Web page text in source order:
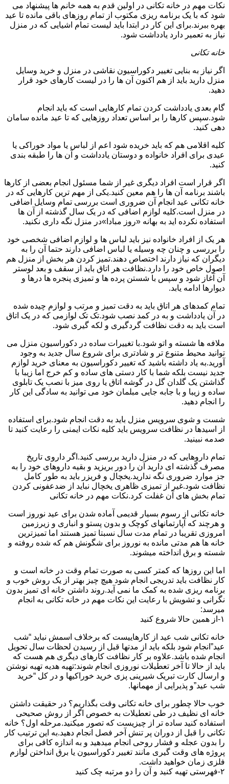
نکات مهم در خانه تکانی در اولین قدم به همه خانم ها پیشنهاد می
شود که با یک برنامه ریزی مکتوب از تمام روزهای باقی مانده تا عید
بهره ببرند.برای این کار در ابتدا باید لیست تمام اشیایی که در منزل
نیاز به تعمیر دارد یادداشت شود.
خانه تکانی
اگر نیاز به بنایی تغییر دکوراسیون نقاشی در منزل و خرید وسایل
منزل دارید باید از هم اکنون آن ها را در لیست کارهای خود قرار
دهید.
گام بعدی یادداشت کردن تمام کارهایی است که باید انجام
شود.سپس کارها را بر اساس تعداد روزهایی که تا عید مانده سامان
دهی کنید.
کلیه اقلامی هم که باید خریده شود اعم از لباس یا مواد خوراکی یا
عیدی برای افراد خانواده و دوستان یادداشت و آن ها را طبقه بندی
کنید.
اگر قرار است افراد دیگری غیر از شما مسئول انجام بعضی از کارها
باشند برنامه آن ها را هم معین کنید.یکی از مهم ترین کارهایی که در
خانه تکانی عید انجام آن ضروری است بررسی تمام وسایل اضافی
در منزل است.کلیه لوازم اضافی که در یک سال گذشته از آن ها
استفاده نکرده اید به بهانه «روز مبادا»در منزل نگه داری نکنید.
هر یک از افراد خانواده نیز باید لباس ها و لوازم اضافی شخصی خود
را بررسی و چنان چه وسیله یا لباس اضافی دارند حتما آن را به
دیگران که نیاز دارند اختصاص دهند.تمیز کردن هر بخش از منزل هم
اصول خاص خود را دارد.نظافت هر اتاق باید از سقف و بعد لوستر
آن آغاز شود و سپس با شستن پرده ها و تمیزی پنجره ها درها و
دیوارها ادامه یابد.
تمام کمدهای هر اتاق باید به دقت تمیز و مرتب و لوازم چیده شده
در آن یادداشت و به در کمد نصب شود.تک تک لوازمی که در یک اتاق
است باید به دقت نظافت گردگیری و لکه گیری شود.
ملافه ها شسته و اتو شود.با تغییرات ساده در دکوراسیون منزل می
توانید محیط متنوع تر و شادتری برای شروع سال جدید به وجود
آورید.به یاد داشته باشید که تغییر دکوراسیون به معنای خرید لوازم
جدید نیست بلکه شما با کار دستی های ساده و کم خرج اما زیبا با
گذاشتن یک گلدان گل در گوشه اتاق یا روی میز با نصب یک تابلوی
ساده و زیبا و با جابه جایی مبلمان خود می توانید به سادگی این کار
را انجام دهید.
شست و شوی سرویس منزل باید به دقت انجام شود.برای استفاده
از اسیدها در نظافت سرویس باید کلیه نکات ایمنی را رعایت کنید تا
صدمه نبینید.
تمام داروهایی که در منزل دارید بررسی کنید.اگر داروی تاریخ
مصرف گذشته ای دارید آن را دور بریزید و بقیه داروهای خود را به
جز موارد ضروری نگه ندارید.یخچال و فریزر باید به طور کامل
نظافت شود.غیر از تمیزی ظاهری یخچال نباید از ضدعفونی کردن
تمام بخش های آن غفلت کرد.نکات مهم در خانه تکانی
خانه تکانی از رسوم بسیار قدیمی آماده شدن برای عید نوروز است
و هرچند که آپارتمانهای کوچک و بدون پستو و انباری و زیرزمین
امروزی تقریبا در تمام مدت سال نسبتا تمیز هستند اما تمیزترین
خانه ها هم مدتی مانده به نوروز برای شگونش هم که شده روفته و
شسته و برق انداخته میشوند.
اما این روزها که کمتر کسی به صورت تمام وقت در خانه است و
کار نظافت باید تدریجی انجام شود هیچ چیز بهتر از یک روش خوب و
برنامه ریزی شده به کمک ما نمی آید.روند داشتن خانه ای تمیز بدون
نگرانی و تشویش با رعایت این نکات مهم در خانه تکانی به انجام
میرسد:
۱-از همین حالا شروع کنید
خانه تکانی شب عید از کارهاییست که برخلاف اسمش نباید “شب
عید”انجام شود بلکه باید از مدتها قبل از رسیدن لحظات سال تحویل
انجام شده باشد.علاوه بر کار نظافت کارهای دیگری هم هست که
باید از حالا تا آخر تعطیلات نوروزی انجام شوند:تهیه هدیه تهیه نوشتن
و ارسال کارت تبریک شیرینی پزی خرید خوراکیها و در کل “خرید
شب عید”و پذیرایی از مهمانها.
خوب حالا چطور برای خانه تکانی وقت بگذاریم؟ در حقیقت داشتن
خانه ای نظیف در طی تعطیلات به خصوص اگر از روش صحیحی
استفاده کنید ساده تر از چیزیست که تصور میکنید.مرحله اول؟ خانه
تکانی را قبل از دوران پر تنش آخر فصل انجام دهید.به این ترتیب کار
را بدون عجله و فشار روحی انجام میدهید و به اندازه کافی برای
پروژه های وقت گیری مانند تغییر دکوراسیون یا برق انداختن لوازم
فلزی زمان خواهید داشت.
۲-فهرستی تهیه کنید و آن را دو مرتبه چک کنید